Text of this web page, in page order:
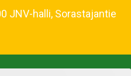
JNV-halli, Sorastajantie